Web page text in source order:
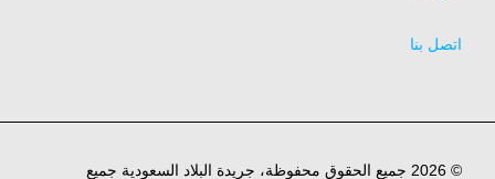
اتصل بنا
© 2026 جميع الحقوق محفوظة، جريدة البلاد السعودية جميع